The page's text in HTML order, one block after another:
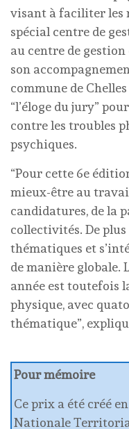
visant à faciliter les
spécial centre de
au centre de gestion
son
commune de
“l’éloge du jury”
contre les troubles
psychiques.
“Pour cette 6e
mieux-être au
candidatures, de la
collectivités. De
thématiques et
de manière globale.
année est toutefois
physique, avec
thématique”,
Pour mémoire
Ce prix a été créé
Nationale